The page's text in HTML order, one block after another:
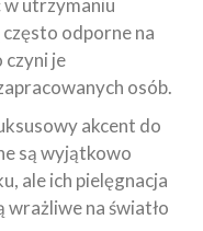
odporne na
czyni je
osób.
akcent do
są wyjątkowo
ale ich pielęgnacja
wrażliwe na światło